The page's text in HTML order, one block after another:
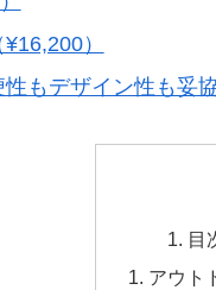
）
もデザイン性も妥協
目
アウト